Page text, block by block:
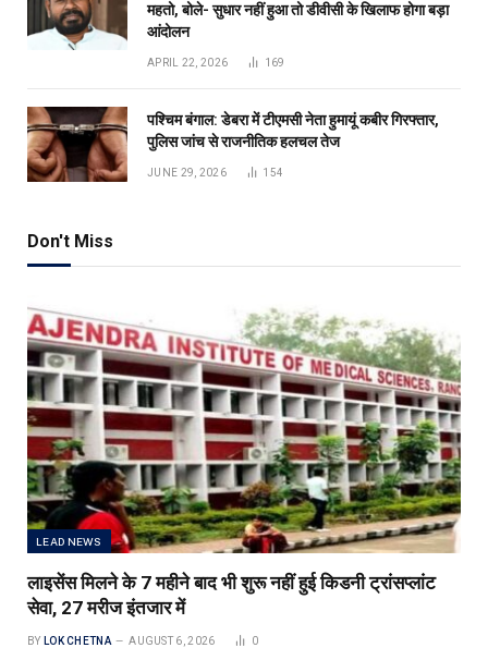
महतो, बोले- सुधार नहीं हुआ तो डीवीसी के खिलाफ होगा बड़ा
आंदोलन
APRIL 22, 2026 169
पश्चिम बंगाल: डेबरा में टीएमसी नेता हुमायूं कबीर गिरफ्तार,
पुलिस जांच से राजनीतिक हलचल तेज
JUNE 29, 2026 154
Don't Miss
LEAD NEWS
लाइसेंस मिलने के 7 महीने बाद भी शुरू नहीं हुई किडनी ट्रांसप्लांट
सेवा, 27 मरीज इंतजार में
BY LOK CHETNA AUGUST 6, 2026 0